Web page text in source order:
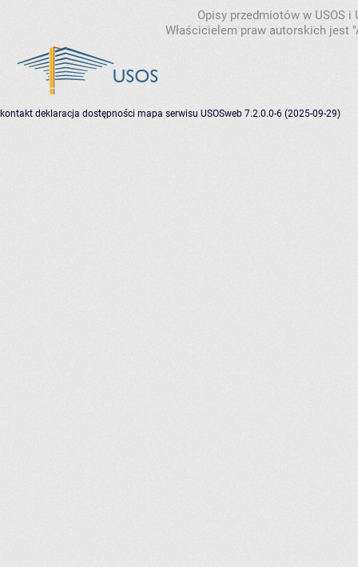
Opisy przedmiotów w USOS
Właścicielem praw autorskich jest
kontakt deklaracja dostępności mapa serwisu USOSweb 7.2.0.0-6 (2025-09-29)